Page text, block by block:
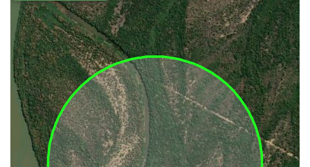
Estados
Municípios
Terras
indígenas
(FUNAI)
UC Federal
UC Estaduais
UC
Municipais